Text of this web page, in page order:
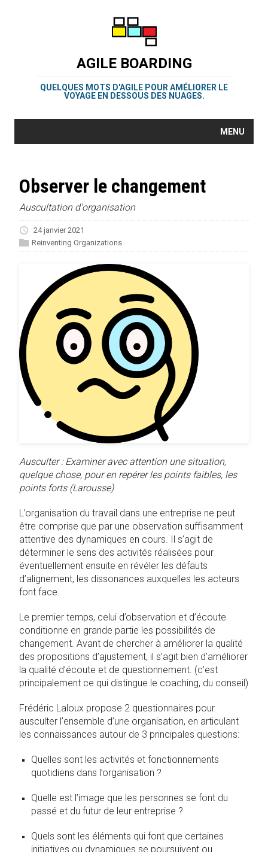
AGILE BOARDING
QUELQUES MOTS D'AGILE POUR AMÉLIORER LE
VOYAGE EN DESSOUS DES NUAGES.
MENU
Observer le changement
Auscultation d'organisation
24 janvier 2021
Reinventing Organizations
Ausculter : Examiner avec attention une situation,
quelque chose, pour en repérer les points faibles, les
points forts (Larousse)
L’organisation du travail dans une entreprise ne peut
être comprise que par une observation suffisamment
attentive des dynamiques en cours. Il s’agit de
déterminer le sens des activités réalisées pour
éventuellement ensuite en révéler les défauts
d’alignement, les dissonances auxquelles les acteurs
font face.
Le premier temps, celui d’observation et d’écoute
conditionne en grande partie les possibilités de
changement. Avant de chercher à améliorer la qualité
des propositions d’ajustement, il s’agit bien d’améliorer
la qualité d’écoute et de questionnement. (c’est
principalement ce qui distingue le coaching, du conseil)
Frédéric Laloux propose 2 questionnaires pour
ausculter l’ensemble d’une organisation, en articulant
les connaissances autour de 3 principales questions:
Quelles sont les activités et fonctionnements
quotidiens dans l’organisation ?
Quelle est l’image que les personnes se font du
passé et du futur de leur entreprise ?
Quels sont les éléments qui font que certaines
initiatives ou dynamiques se poursuivent ou